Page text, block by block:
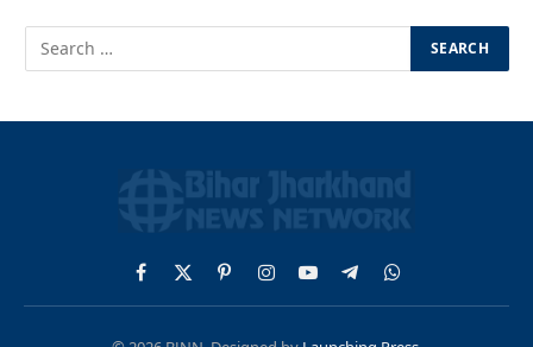
Facebook
X
(Twitter)
PinterestInstagram
YouTubeTelegramWhatsApp